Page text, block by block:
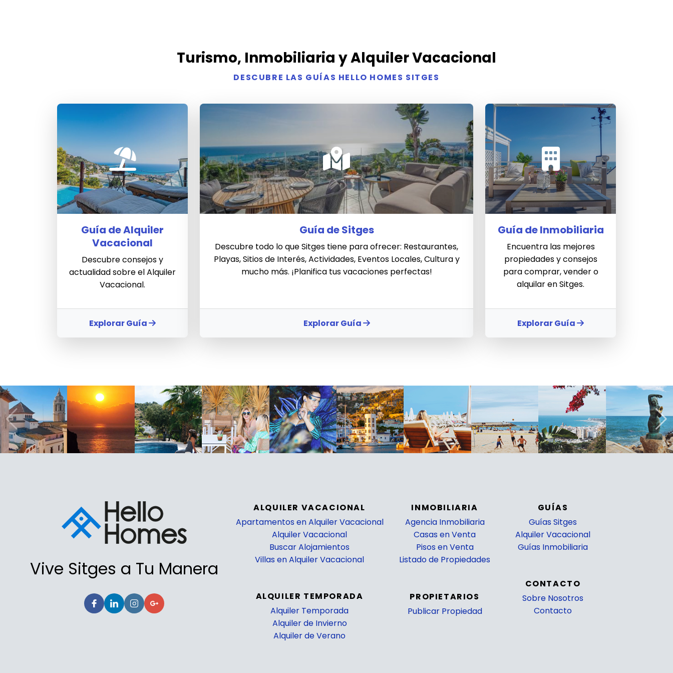
Turismo, Inmobiliaria y Alquiler Vacacional
DESCUBRE LAS GUÍAS HELLO HOMES SITGES
Guía de Alquiler
Vacacional
Descubre consejos y
actualidad sobre el Alquiler
Vacacional.
Explorar Guía
Guía de Sitges
Descubre todo lo que Sitges tiene para ofrecer: Restaurantes,
Playas, Sitios de Interés, Actividades, Eventos Locales, Cultura y
mucho más. ¡Planifica tus vacaciones perfectas!
Explorar Guía
Guía de Inmobiliaria
Encuentra las mejores
propiedades y consejos
para comprar, vender o
alquilar en Sitges.
Explorar Guía
Vive Sitges a Tu Manera
ALQUILER VACACIONAL
Apartamentos en Alquiler Vacacional
Alquiler Vacacional
Buscar Alojamientos
Villas en Alquiler Vacacional
ALQUILER TEMPORADA
Alquiler Temporada
Alquiler de Invierno
Alquiler de Verano
INMOBILIARIA
Agencia Inmobiliaria
Casas en Venta
Pisos en Venta
Listado de Propiedades
PROPIETARIOS
Publicar Propiedad
GUÍAS
Guías Sitges
Alquiler Vacacional
Guías Inmobiliaria
CONTACTO
Sobre Nosotros
Contacto